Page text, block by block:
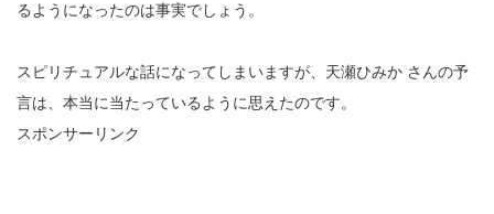
るようになったのは事実でしょう。
スピリチュアルな話になってしまいますが、天瀬ひみか さんの予
言は、本当に当たっているように思えたのです。
スポンサーリンク